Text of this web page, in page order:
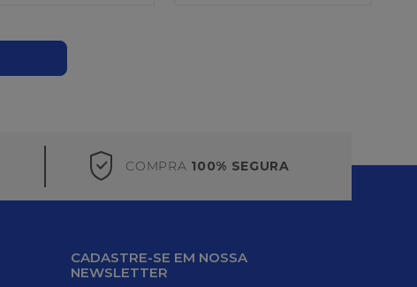
COMPRA 100% SEGURA
CADASTRE-SE EM NOSSA
NEWSLETTER